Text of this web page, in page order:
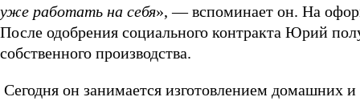
уже работать на себя», — вспоминает он. На
После одобрения социального контракта Юрий
собственного производства.
Сегодня он занимается изготовлением домашних